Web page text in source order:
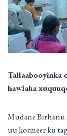
Tallaabooyinka
hawlaha
Mudane Birhanu
uu kormeer ku